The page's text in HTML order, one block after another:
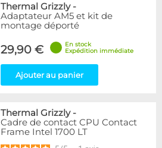
Thermal Grizzly-
Adaptateur AM5 et kit de
montage déporté
29,90 €
En stock
Expédition immédiate
Ajouter au panier
Thermal Grizzly-
Cadre de contact CPU Contact
Frame Intel 1700 LT